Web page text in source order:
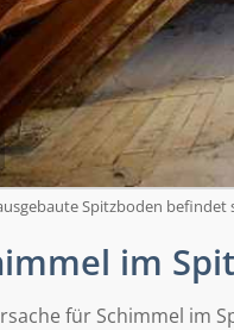
Spitzboden befindet
im
für Schimmel im